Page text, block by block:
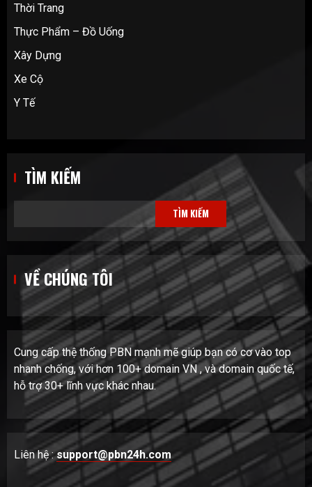
Thời Trang
Thực Phẩm – Đồ Uống
Xây Dựng
Xe Cộ
Y Tế
TÌM KIẾM
TÌM KIẾM
VỀ CHÚNG TÔI
Cung cấp thệ thống PBN mạnh mẽ giúp bạn có cơ vào top
nhanh chống, với hơn 100+ domain VN , và domain quốc tế,
hỗ trợ 30+ lĩnh vực khác nhau.
Liên hệ :support@pbn24h.com